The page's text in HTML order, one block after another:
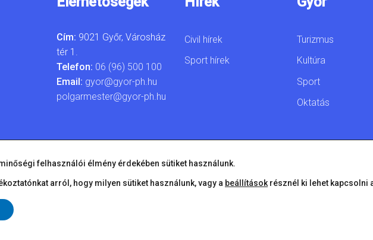
Cím: 9021 Győr, Városház
tér 1.
Telefon: 06 (96) 500 100
Email: gyor@gyor-ph.hu
polgarmester@gyor-ph.hu
Civil hírek
Sport hírek
Turizmus
Kultúra
Sport
Oktatás
felhasználói élmény érdekében sütiket használunk.
arról, hogy milyen sütiket használunk, vagy a beállítások résznél ki lehet kapcsolni